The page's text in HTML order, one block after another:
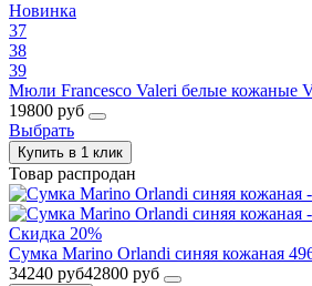
Новинка
37
38
39
Мюли Francesco Valeri белые кожаные
19800 руб
Выбрать
Купить в 1 клик
Товар распродан
Скидка 20%
Сумка Marino Orlandi синяя кожаная
34240 руб42800 руб